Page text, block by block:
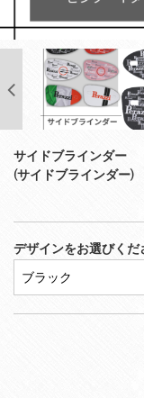
サイドブラインダー
(サイドブラインダー)
デザインをお選びくだ